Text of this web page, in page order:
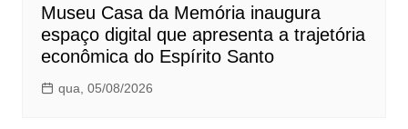
Museu Casa da Memória inaugura
espaço digital que apresenta a trajetória
econômica do Espírito Santo
qua, 05/08/2026